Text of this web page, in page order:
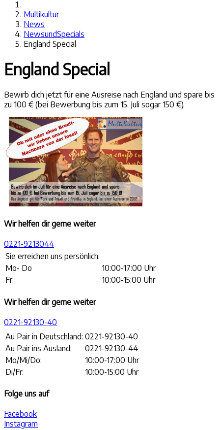
Multikultur
News
NewsundSpecials
England Special
England Special
Bewirb dich jetzt für eine Ausreise nach England und spare bis
zu 100 € (bei Bewerbung bis zum 15. Juli sogar 150 €).
Wir helfen dir gerne weiter
0221-9213044
Sie erreichen uns persönlich:
Mo- Do
10:00-17:00 Uhr
Fr.
10:00-15:00 Uhr
Wir helfen dir gerne weiter
0221-92130-40
Au Pair in Deutschland: 0221-92130-40
Au Pair ins Ausland:
0221-92130-44
Mo/Mi/Do:
10:00-17:00 Uhr
Di/Fr:
10:00-15:00 Uhr
Folge uns auf
Facebook
Instagram